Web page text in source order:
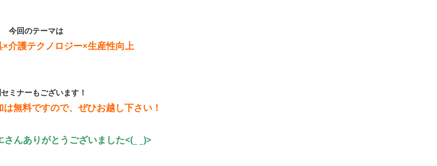
今回のテーマは
介護テクノロジー×生産性向上
ミナーもございます！
無料ですので、ぜひお越し下さい！
んありがとうございました<(_ _)>